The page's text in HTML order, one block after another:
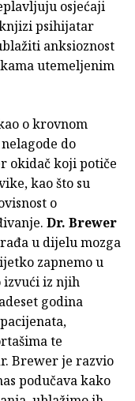
osjećaji
psihijatar
anksioznost
utemeljenim
o krovnom
do
okidač koji potiče
kao što su
o
Dr. Brewer
u dijelu mozga
zapnemo u
izvući iz njih
godina
te
Brewer je razvio
podučava kako